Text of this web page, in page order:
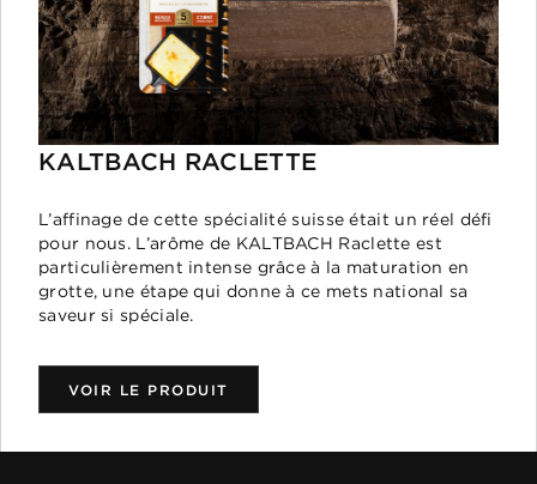
KALTBACH RACLETTE
L’affinage de cette spécialité suisse était un réel défi
pour nous. L’arôme de KALTBACH Raclette est
particulièrement intense grâce à la maturation en
grotte, une étape qui donne à ce mets national sa
saveur si spéciale.
VOIR LE PRODUIT